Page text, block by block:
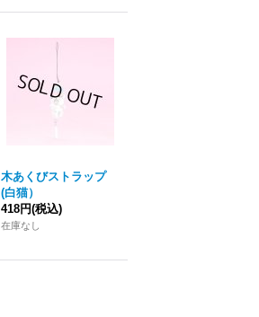
木あくびストラップ
(白猫）
418円(税込)
在庫なし